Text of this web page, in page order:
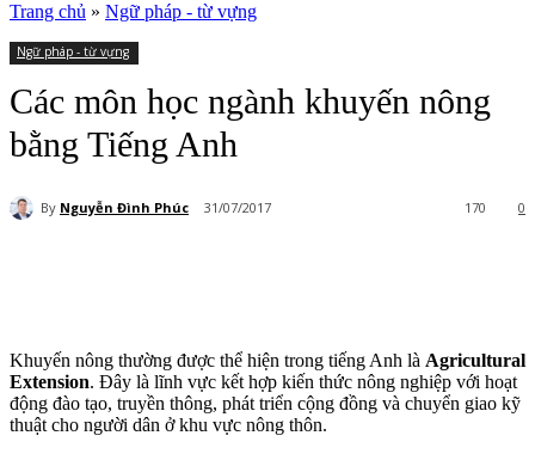
Trang chủ » Ngữ pháp - từ vựng
Ngữ pháp - từ vựng
Các môn học ngành khuyến nông
bằng Tiếng Anh
By Nguyễn Đình Phúc 31/07/2017 0
170
Khuyến nông thường được thể hiện trong tiếng Anh là Agricultural
Extension. Đây là lĩnh vực kết hợp kiến thức nông nghiệp với hoạt
động đào tạo, truyền thông, phát triển cộng đồng và chuyển giao kỹ
thuật cho người dân ở khu vực nông thôn.